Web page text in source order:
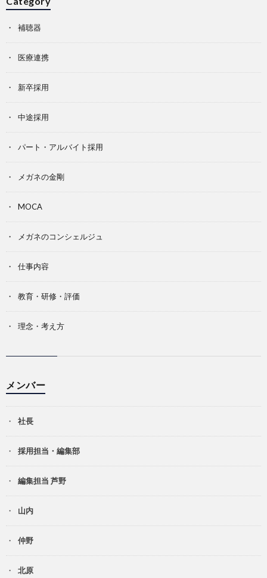
補聴器
医療連携
新卒採用
中途採用
パート・アルバイト採用
メガネの金剛
MOCA
メガネのコンシェルジュ
仕事内容
教育・研修・評価
理念・考え方
メンバー
社長
採用担当・編集部
編集担当 芦野
山内
仲野
北原